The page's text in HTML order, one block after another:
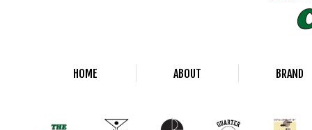
HOME ABOUT BRAND